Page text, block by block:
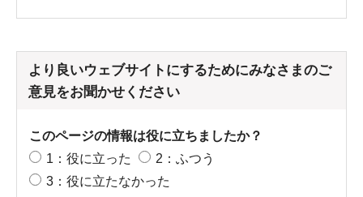
より良いウェブサイトにするためにみなさまのご
意見をお聞かせください
このページの情報は役に立ちましたか？
1：役に立った
2：ふつう
3：役に立たなかった